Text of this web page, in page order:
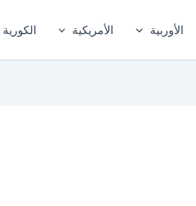
الأوربية الأمريكية الكورية